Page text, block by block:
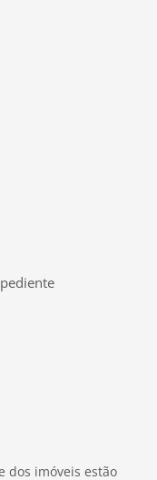
dos imóveis estão